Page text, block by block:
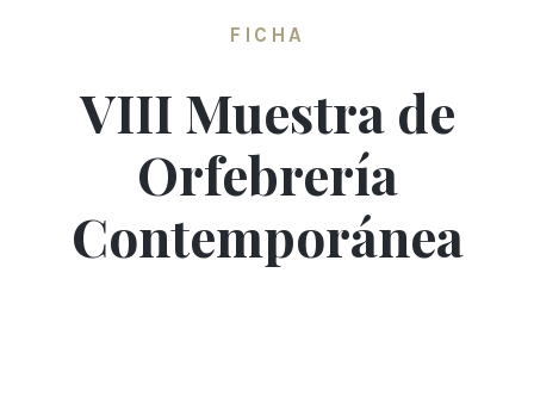
FICHA
VIII Muestra de
Orfebrería
Contemporánea